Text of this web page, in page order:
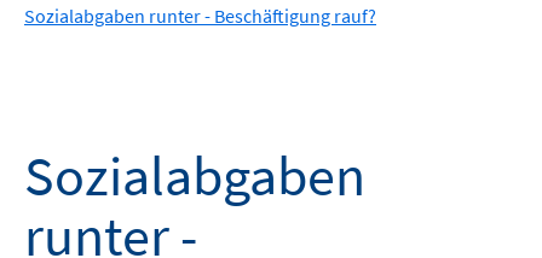
Sozialabgaben runter - Beschäftigung rauf?
Sozialabgaben
runter -